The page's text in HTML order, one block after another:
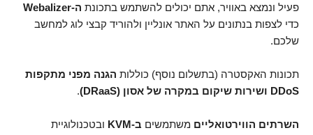
פעיל ונמצא באוויר, אתם יכולים להשתמש בתכונת ה-Webalizer
כדי לצפות בנתונים על האתר אונליין ולהוריד קבצי לוג למחשב
שלכם.
תכונות האקסטרה (בתשלום נוסף) כוללות הגנה מפני מתקפות
DDoS ושירות שיקום במקרה של אסון (DRaaS)
.
השרתים הווירטואליים משתמשים ב-KVM
ובטכנולוגיית